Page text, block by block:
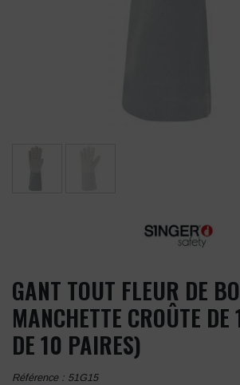
GANT TOUT FLEUR DE
MANCHETTE CROÛTE
DE 10 PAIRES)
Référence : 51G15